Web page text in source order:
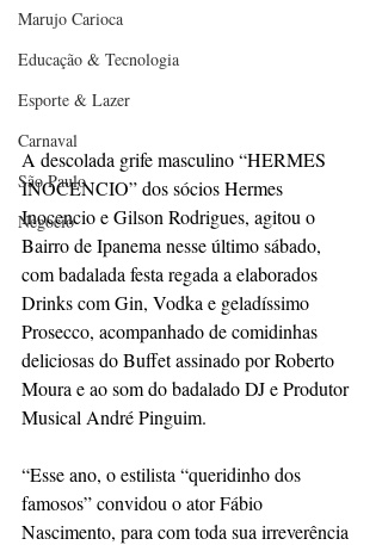
Marujo Carioca
Educação & Tecnologia
Esporte & Lazer
Carnaval
São Paulo
Negocio
A descolada grife masculino “HERMES
INOCENCIO” dos sócios Hermes
Inocencio e Gilson Rodrigues, agitou o
Bairro de Ipanema nesse último sábado,
com badalada festa regada a elaborados
Drinks com Gin, Vodka e geladíssimo
Prosecco, acompanhado de comidinhas
deliciosas do Buffet assinado por Roberto
Moura e ao som do badalado DJ e Produtor
Musical André Pinguim.
“Esse ano, o estilista “queridinho dos
famosos” convidou o ator Fábio
Nascimento, para com toda sua irreverência